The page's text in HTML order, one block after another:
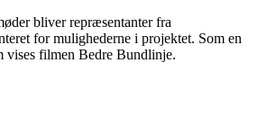
bliver repræsentanter fra
for mulighederne i projektet. Som en
vises filmen Bedre Bundlinje.